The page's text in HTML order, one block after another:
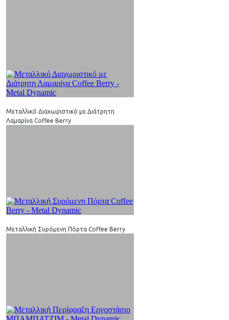
Μεταλλικό Διαχωριστικό με Διάτρητη
Λαμαρίνα Coffee Berry
Μεταλλική Συρόμενη Πόρτα Coffee Berry